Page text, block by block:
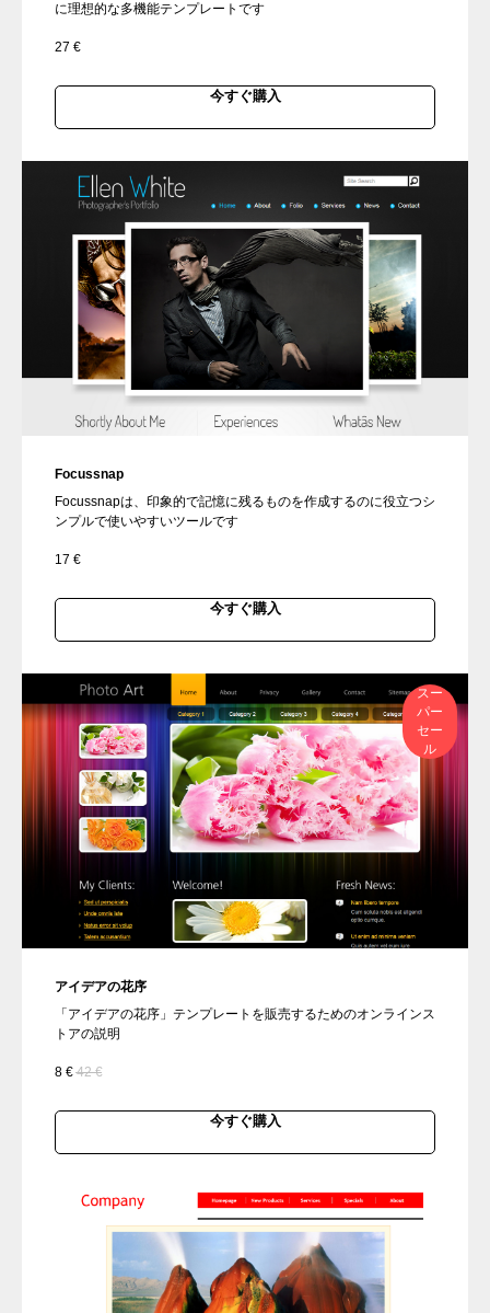
に理想的な多機能テンプレートです
27 €
今すぐ購入
Focussnap
Focussnapは、印象的で記憶に残るものを作成するのに役立つシ
ンプルで使いやすいツールです
17 €
今すぐ購入
スー
パー
セー
ル
アイデアの花序
「アイデアの花序」テンプレートを販売するためのオンラインス
トアの説明
8 € 42 €
今すぐ購入